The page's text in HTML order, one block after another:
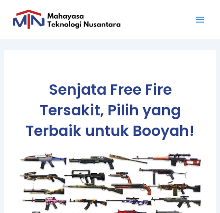
content
Senjata Free Fire
Tersakit, Pilih yang
Terbaik untuk Booyah!